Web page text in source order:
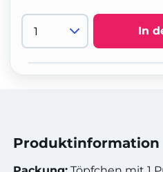
In
Produktinformation